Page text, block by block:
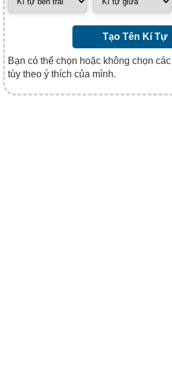
Tạo Tên Kí Tự
Bạn có thể chọn hoặc không chọn
tùy theo ý thích của mình.